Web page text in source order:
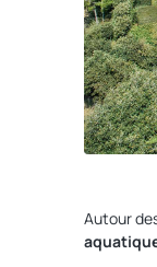
Autour